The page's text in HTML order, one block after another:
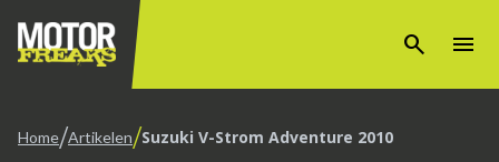
search menu
Home/Artikelen/Suzuki V-Strom Adventure 2010